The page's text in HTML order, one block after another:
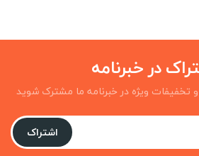
در خبرنامه
و تخفیفات ویژه در خبرنامه ما مشترک شوید
اشتراک